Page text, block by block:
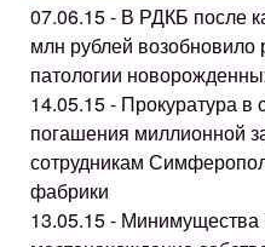
07.06.15 - В РДКБ после
млн рублей возобновило
патологии
14.05.15 - Прокуратура в
погашения миллионной
сотрудникам
фабрики
13.05.15 - Минимущества